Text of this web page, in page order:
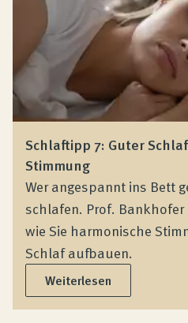
Schlaftipp 7: Guter
Stimmung
Wer angespannt ins Bett
schlafen. Prof.
wie Sie harmonische
Schlaf aufbauen.
Weiterlesen